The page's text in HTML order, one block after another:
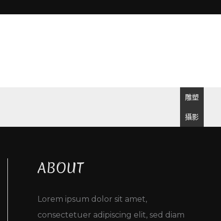
雕塑
攝影
ABOUT
Lorem ipsum dolor sit amet,
consectetuer adipiscing elit, sed diam